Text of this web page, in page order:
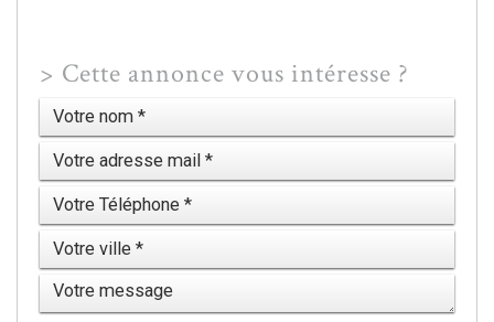
> Cette annonce vous intéresse ?